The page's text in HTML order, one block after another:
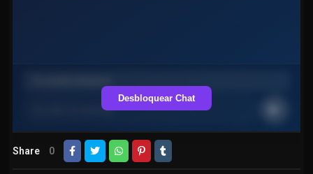
Desbloquear Chat
Share 0